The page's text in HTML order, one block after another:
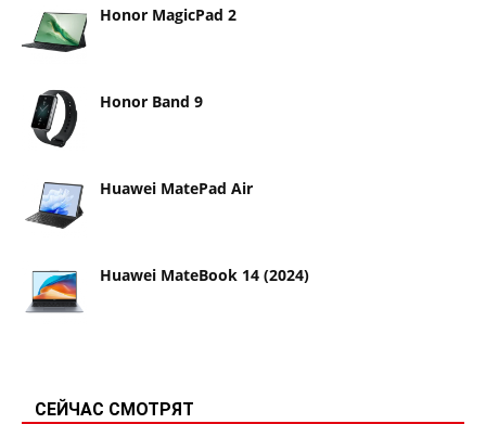
Honor MagicPad 2
Honor Band 9
Huawei MatePad Air
Huawei MateBook 14 (2024)
СЕЙЧАС СМОТРЯТ